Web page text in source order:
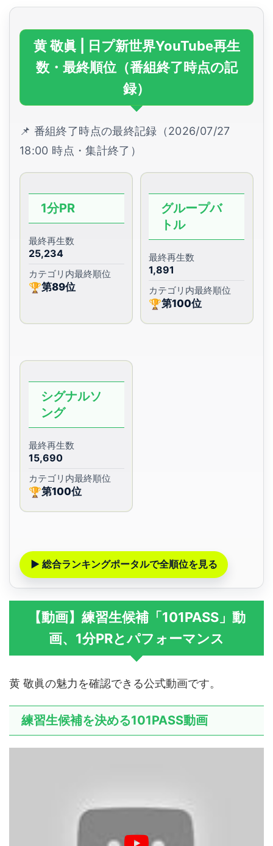
黄 敬眞 | 日プ新世界YouTube再生
数・最終順位（番組終了時点の記
録）
📌 番組終了時点の最終記録（2026/07/27
18:00 時点・集計終了）
1分PR
最終再生数
25,234
カテゴリ内最終順位
🏆第89位
グループバ
トル
最終再生数
1,891
カテゴリ内最終順位
🏆第100位
シグナルソ
ング
最終再生数
15,690
カテゴリ内最終順位
🏆第100位
▶ 総合ランキングポータルで全順位を見る
【動画】練習生候補「101PASS」動
画、1分PRとパフォーマンス
黄 敬眞の魅力を確認できる公式動画です。
練習生候補を決める101PASS動画